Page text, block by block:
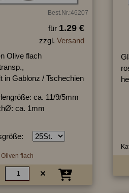
Best.Nr.:46207
für 1.29 €
zzgl. Versand
Olive flach
in Gablonz / Tschechien
ca. 11/9/5mm
ca. 1mm
Oliven flach